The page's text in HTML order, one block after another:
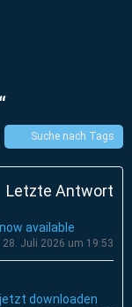
Suche nach Tags
Letzte Antwort
available
28. Juli 2026 um 19:53
downloaden